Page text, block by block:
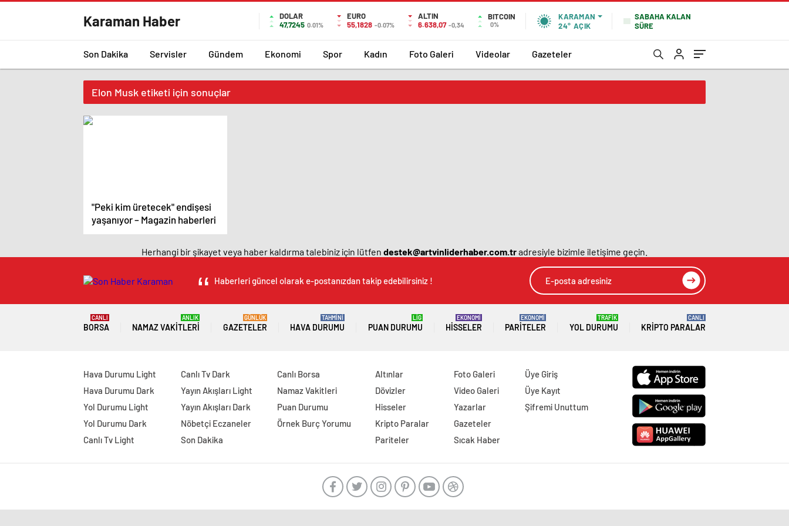
Karaman Haber
DOLAR
47,7245 0.01%
EURO
55,1828 -0.07%
ALTIN
6.638,07 -0,34
BITCOIN
0%
KARAMAN
24° AÇIK
SABAHA KALAN
SÜRE
Son Dakika Servisler Gündem Ekonomi Spor Kadın Foto Galeri Videolar Gazeteler
Elon Musk etiketi için sonuçlar
"Peki kim üretecek" endişesi
yaşanıyor – Magazin haberleri
Herhangi bir şikayet veya haber kaldırma talebiniz için lütfen destek@artvinliderhaber.com.tradresiyle bizimle iletişime geçin.
Haberleri güncel olarak e-postanızdan takip edebilirsiniz !
BORSA
CANLI
NAMAZ VAKITLERI
ANLIK
GAZETELER
GÜNLÜK
HAVA DURUMU
TAHMİNİ
PUAN DURUMU
LİG
HISSELER
EKONOMİ
PARITELER
EKONOMİ
YOL DURUMU
TRAFİK
KRIPTO PARALAR
CANLI
Hava Durumu Light
Hava Durumu Dark
Yol Durumu Light
Yol Durumu Dark
Canlı Tv Light
Canlı Tv Dark
Yayın Akışları Light
Yayın Akışları Dark
Nöbetçi Eczaneler
Son Dakika
Canlı Borsa
Namaz Vakitleri
Puan Durumu
Örnek Burç Yorumu
Altınlar
Dövizler
Hisseler
Kripto Paralar
Pariteler
Foto Galeri
Video Galeri
Yazarlar
Gazeteler
Sıcak Haber
Üye Giriş
Üye Kayıt
Şifremi Unuttum